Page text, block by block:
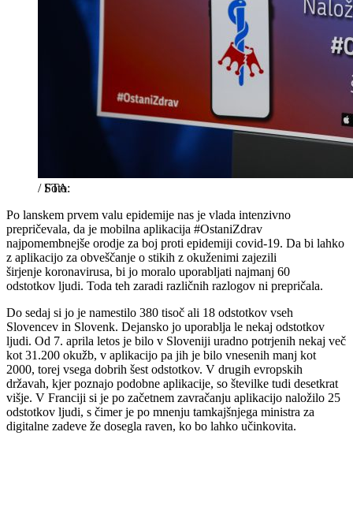
/STA
Po lanskem prvem valu epidemije nas je vlada intenzivno
prepričevala, da je mobilna aplikacija #OstaniZdrav
najpomembnejše orodje za boj proti epidemiji covid-19. Da bi lahko
z aplikacijo za obveščanje o stikih z okuženimi zajezili
širjenje koronavirusa, bi jo moralo uporabljati najmanj 60
odstotkov ljudi. Toda teh zaradi različnih razlogov ni prepričala.
Do sedaj si jo je namestilo 380 tisoč ali 18 odstotkov vseh
Slovencev in Slovenk. Dejansko jo uporablja le nekaj odstotkov
ljudi. Od 7. aprila letos je bilo v Sloveniji uradno potrjenih nekaj več
kot 31.200 okužb, v aplikacijo pa jih je bilo vnesenih manj kot
2000, torej vsega dobrih šest odstotkov. V drugih evropskih
državah, kjer poznajo podobne aplikacije, so številke tudi desetkrat
višje. V Franciji si je po začetnem zavračanju aplikacijo naložilo 25
odstotkov ljudi, s čimer je po mnenju tamkajšnjega ministra za
digitalne zadeve že dosegla raven, ko bo lahko učinkovita.